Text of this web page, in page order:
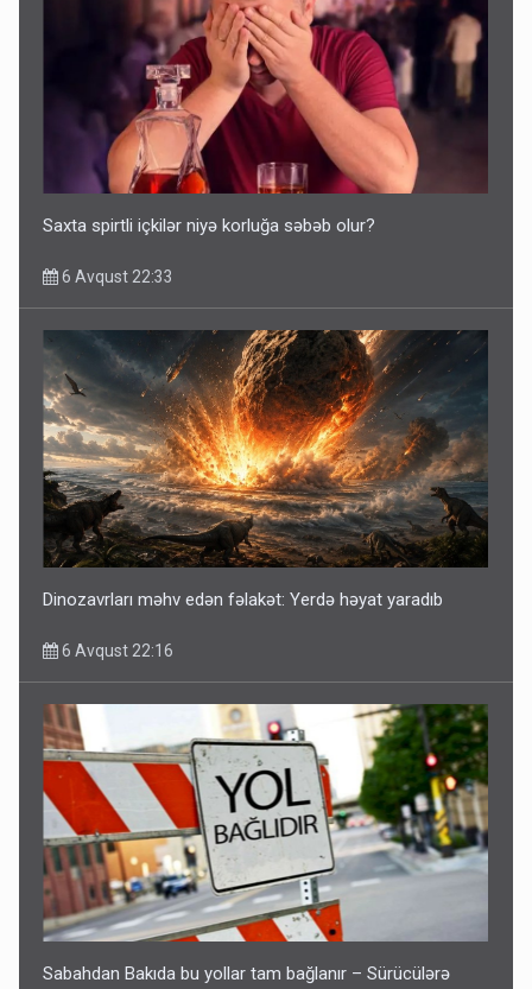
Saxta spirtli içkilər niyə korluğa səbəb olur?
6 Avqust 22:33
Dinozavrları məhv edən fəlakət: Yerdə həyat yaradıb
6 Avqust 22:16
Sabahdan Bakıda bu yollar tam bağlanır – Sürücülərə